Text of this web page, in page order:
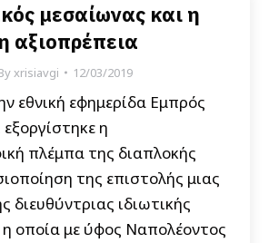
μεσαίωνας και η
αξιοπρέπεια
xrisiavgi 12/03/2019
εθνική εφημερίδα Εμπρός
η
πλέμπα της διαπλοκής
της επιστολής μιας
διευθύντριας ιδιωτικής
η οποία με ύφος Ναπολέοντος